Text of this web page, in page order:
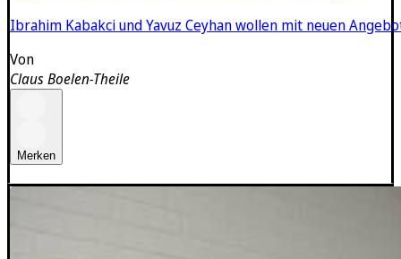
Ibrahim Kabakci und Yavuz Ceyhan wollen mit neuen
Von
Claus Boelen-Theile
Merken